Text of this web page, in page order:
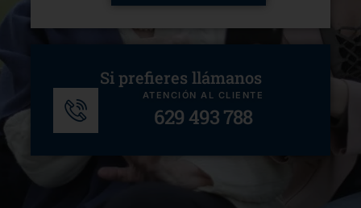
Si prefieres llámanos
ATENCIÓN AL CLIENTE
629 493 788